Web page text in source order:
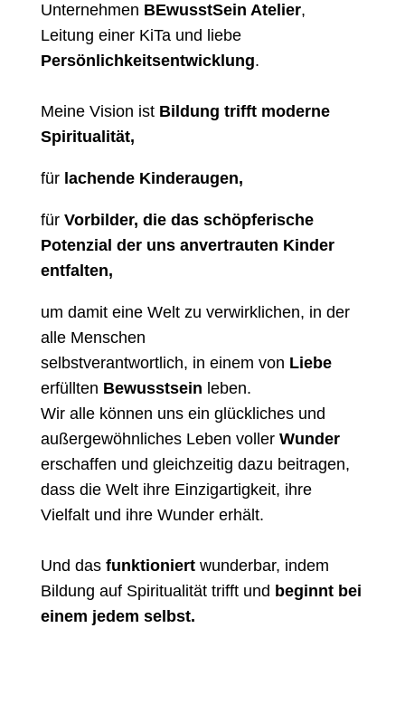
Unternehmen BEwusstSein Atelier,
Leitung einer KiTa und liebe
Persönlichkeitsentwicklung.
Meine Vision ist Bildung trifft moderne
Spiritualität,
fürlachende Kinderaugen,
fürVorbilder, die das schöpferische
Potenzial der uns anvertrauten Kinder
entfalten,
um damit eine Welt zu verwirklichen, in der
alle Menschen
selbstverantwortlich, in einem von Liebe
erfüllten Bewusstsein leben.
Wir alle können uns ein glückliches und
außergewöhnliches Leben voller Wunder
erschaffen und gleichzeitig dazu beitragen,
dass die Welt ihre Einzigartigkeit, ihre
Vielfalt und ihre Wunder erhält.
Und das funktioniertwunderbar, indem
Bildung auf Spiritualität trifft und beginnt bei
einem jedem selbst.